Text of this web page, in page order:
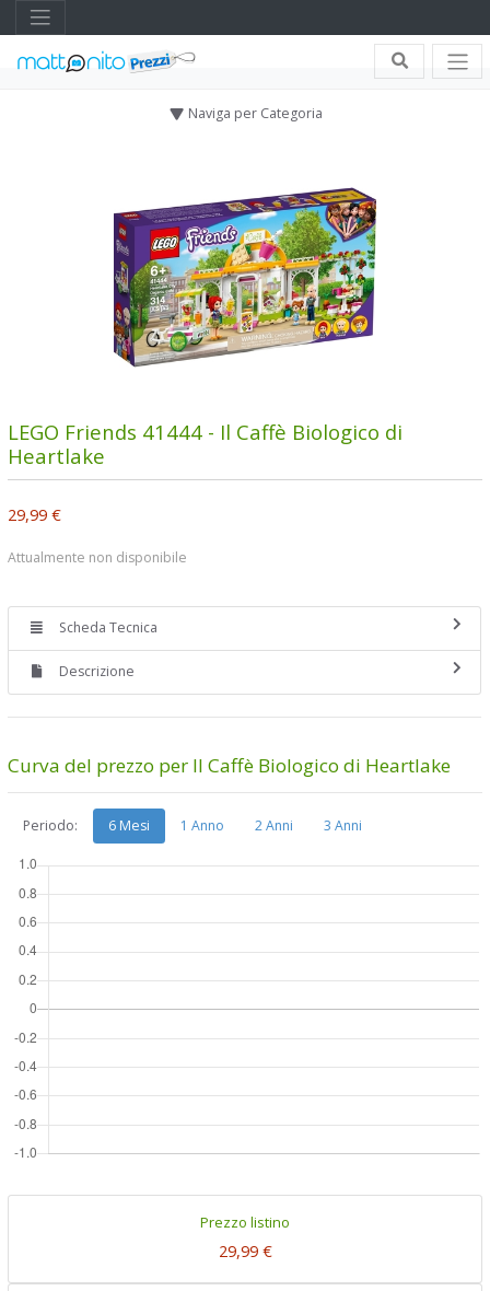
Naviga per Categoria
LEGO Friends 41444 - Il Caffè Biologico di
Heartlake
29,99 €
Attualmente non disponibile
Scheda Tecnica
Descrizione
Curva del prezzo per Il Caffè Biologico di Heartlake
Periodo: 6 Mesi 1 Anno 2 Anni 3 Anni
Prezzo listino
29,99 €